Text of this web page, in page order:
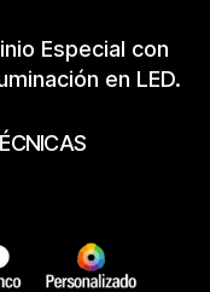
Especial con
en LED.